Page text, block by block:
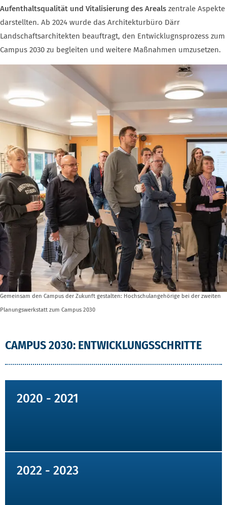
Aufenthaltsqualität und Vitalisierung des Areals zentrale Aspekte
darstellten. Ab 2024 wurde das Architekturbüro Därr
Landschaftsarchitekten beauftragt, den Entwicklugnsprozess zum
Campus 2030 zu begleiten und weitere Maßnahmen umzusetzen.
Gemeinsam den Campus der Zukunft gestalten: Hochschulangehörige bei der zweiten
Planungswerkstatt zum Campus 2030
CAMPUS 2030: ENTWICKLUNGSSCHRITTE
2020 - 2021
2022 - 2023